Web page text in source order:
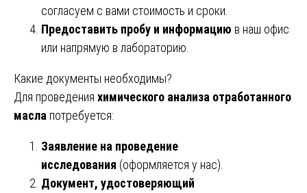
согласуем с вами стоимость и сроки.
Предоставить пробу и информацию в наш офис
или напрямую в лабораторию.
Какие документы необходимы?
Для проведения химического анализа отработанного
масла потребуется:
Заявление на проведение
исследования (оформляется у нас).
Документ, удостоверяющий